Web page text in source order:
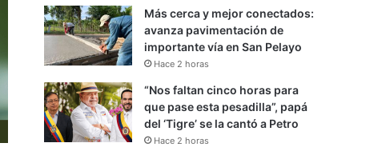
Más cerca y mejor conectados:
avanza pavimentación de
importante vía en San Pelayo
Hace 2 horas
“Nos faltan cinco horas para
que pase esta pesadilla”, papá
del ‘Tigre’ se la cantó a Petro
Hace 2 horas